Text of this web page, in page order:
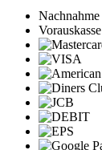
Nachnahme
Vorauskasse